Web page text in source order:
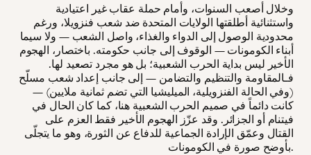
وخلال أصعب السنوات، وأمام حملة عقاب غير اعتيادية
واستثنائية أطلقتها الولايات المتحدة ضد شعب فنزويلا، ورغم
محدودية الوصول إلى الدواء والغذاء، واصل الشعب — ولا سيما
أبناء الكومونات — الوقوف إلى جانب حكومته. باختصار، الهجوم
الأخير ليس بداية الحرب الشعبية؛ بل هو مجرد تصعيد لها.
فـالمقاومة والتنظيم والتضامن — إلى جانب إعداد شعب مسلّح
(وفي الحالة الفنزويلية، الميليشيا التي تضم ثمانية ملايين) —
كانت دائماً في صميم الحرب الشعبية هنا، كما كان الحال في
فيتنام أو الجزائر. وقد عزّز الهجوم الأخير فقط العزم على
القتال وعمّق الإرادة الجماعية للدفاع عن الثورة، وهو ما يتجلّى
بأوضح صورة في الكومونات.